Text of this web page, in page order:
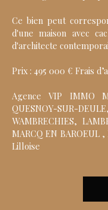
Ce bien peut
d'une maison avec
d'architecte
Prix : 495 000 € Frais
Agence VIP IMMO
QUESNOY-SUR-
WAMBRECHIES,
MARCQ EN
Lilloise